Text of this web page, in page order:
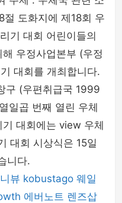
도화지에 제18회 우
기 대회 어린이들의
우정사업본부 (우정
대회를 개최합니다.
구 (우편취급국 1999
일곱 번째 열린 우체
기 대회에는 view 우체
대회 시상식은 15일
니다.
뷰 kobustago 웨일
에버노트 렌즈삽